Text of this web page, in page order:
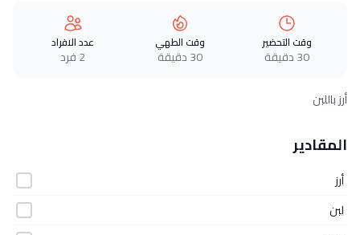
وقت التحضير
30 دقيقة
وقت الطهي
30 دقيقة
عدد الافراد
2 فرد
أرز باللبن
المقادير
أرز
لبن